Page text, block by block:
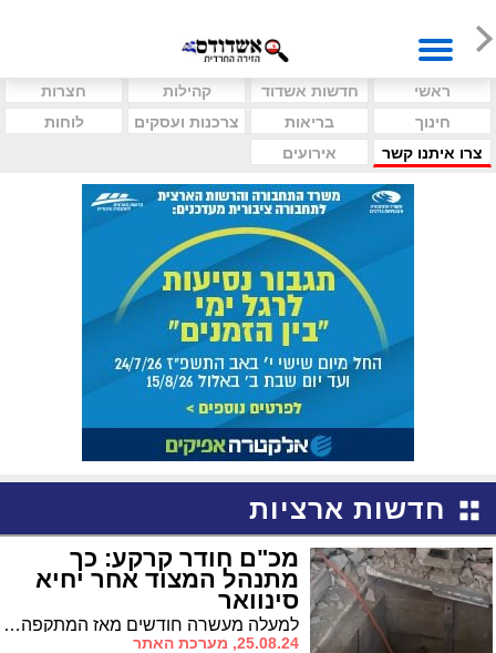
ראשי חדשות אשדוד קהילות
חצרות
חינוך
בריאות צרכנות ועסקים
לוחות
צרו איתנו קשר
אירועים
חדשות ארציות
מכ"ם חודר קרקע: כך
מתנהל המצוד אחר יחיא
סינוואר
למעלה מעשרה חודשים מאז המתקפה הרצחנית, מנהיג חמאס יחיא סינוואר ממשיך לחמוק מישראל שמעוניינת לחסל אותו ומפעילה מכ"ם מיוחד בכדי לאתר אותו
25.08.24, מערכת האתר